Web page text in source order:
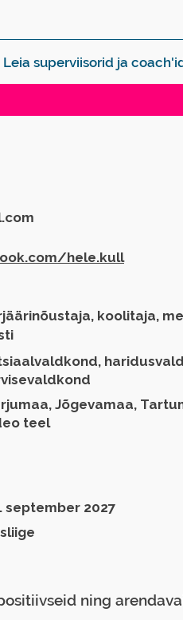
Leia superviisorid ja
hele.kull
koolitaja,
Jõgevamaa,
teel
september 2027
ning